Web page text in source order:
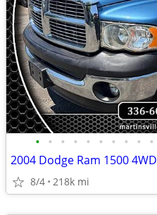
• • • • • • • • • •
2004 Dodge Ram 1500 4WD
8/4 218k mi